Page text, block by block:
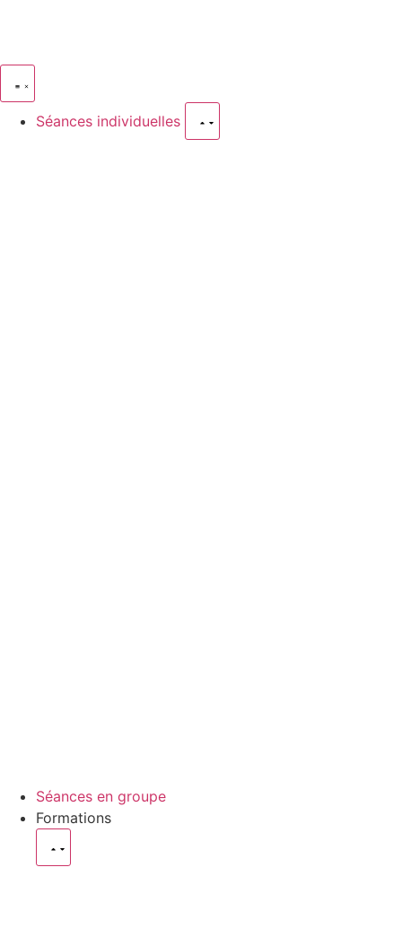
Séances individuelles
Séances en groupe
Formations